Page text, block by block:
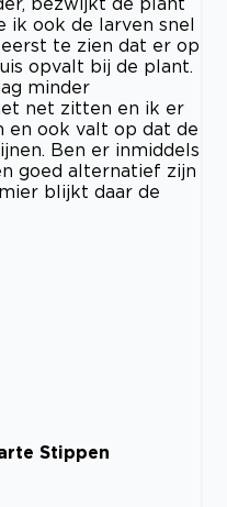
ik ook de larven snel
te zien dat er op
opvalt bij de plant.
minder
net zitten en ik er
en ook valt op dat de
Ben er inmiddels
goed alternatief zijn
blijkt daar de
Stippen